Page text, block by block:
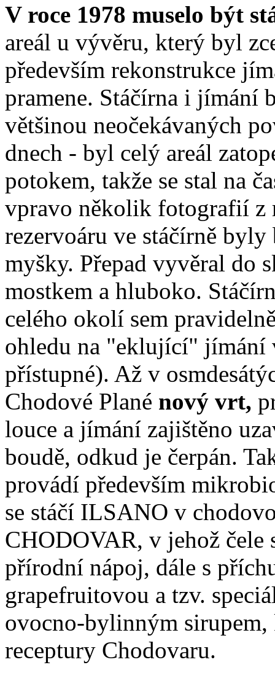
V roce 1978 muselo být
areál u vývěru, který byl
především rekonstrukce
pramene. Stáčírna i jímání
většinou neočekávaných
dnech - byl celý areál
potokem, takže se stal na
vpravo několik fotografií z
rezervoáru ve stáčírně byly
myšky. Přepad vyvěral do
mostkem a hluboko.
celého okolí sem
ohledu na "eklující" jímání
přístupné). Až v
Chodové Plané nový vrt,
louce a jímání zajištěno
boudě, odkud je čerpán.
provádí především
se stáčí ILSANO v
CHODOVAR, v jehož čele
přírodní nápoj, dále s
grapefruitovou a tzv.
ovocno-bylinným
receptury Chodovaru.